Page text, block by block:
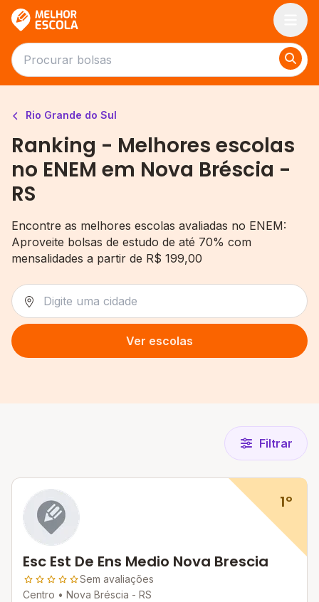
Rio Grande do Sul
Ranking - Melhores escolas
no ENEM em Nova Bréscia -
RS
Encontre as melhores escolas avaliadas no ENEM:
Aproveite bolsas de estudo de até 70% com
mensalidades a partir de R$ 199,00
Ver escolas
Filtrar
1º
Esc Est De Ens Medio Nova Brescia
Sem avaliações
Centro • Nova Bréscia - RS